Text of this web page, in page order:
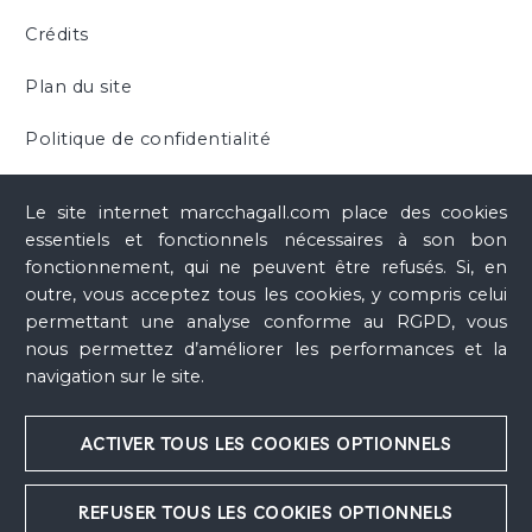
Le site internet marcchagall.com place des cookies
essentiels et fonctionnels nécessaires à son bon
fonctionnement, qui ne peuvent être refusés. Si, en
outre, vous acceptez tous les cookies, y compris celui
permettant une analyse conforme au RGPD, vous
nous permettez d’améliorer les performances et la
navigation sur le site.
ACTIVER TOUS LES COOKIES OPTIONNELS
REFUSER TOUS LES COOKIES OPTIONNELS
occidentaux depuis le XIX
au XX
siècle. Henri Matisse a évoqué son
toujours venue de l’Orient. À Munich, j’ai trouvé
une nouvelle confirmation de mes recherches.
Les miniatures persanes, par exemple, me
montraient toute la possibilité de mes
sensations. Par ses accessoires, cet art suggère
un espace plus grand, un véritable espace
plastique . » Les céramiques d’inspiration
persane d’Édouard Cazaux, réalisées dans les
années 1920-1930, reprennent, elles, les motifs
animaliers et les éléments de décors
traditionnels. L’Assiette persanede Chagall, qui
est l’unique incursion explicite dans l’univers de
Crédits
Plan du site
Politique de confidentialité